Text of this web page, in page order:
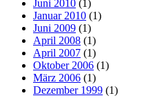
Juni 2010 (1)
Januar 2010 (1)
Juni 2009 (1)
April 2008 (1)
April 2007 (1)
Oktober 2006 (1)
März 2006 (1)
Dezember 1999 (1)